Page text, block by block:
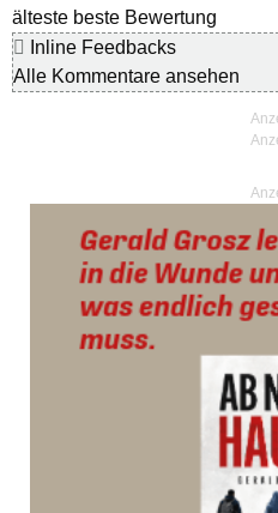
älteste beste Bewertung
Inline Feedbacks
Alle Kommentare ansehen